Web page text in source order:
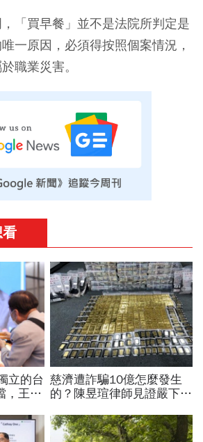
「買早餐」並不是法院所判定是
一原因，必須得按照個案情況，
職業災害。